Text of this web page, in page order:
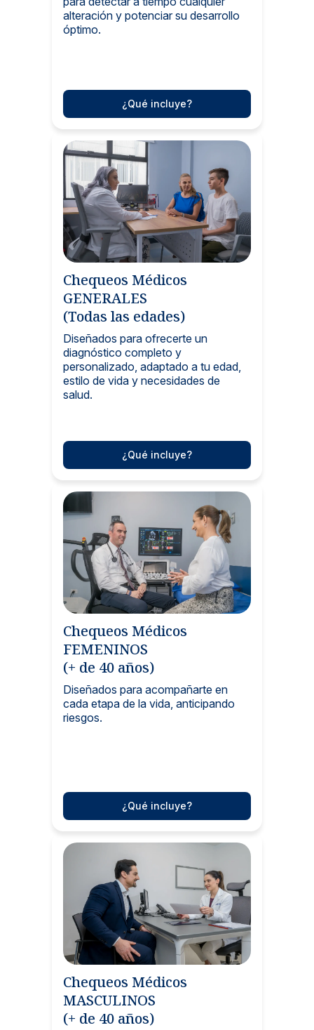
alteración y potenciar su desarrollo
óptimo.
¿Qué incluye?
Chequeos Médicos
GENERALES
(Todas las edades)
Diseñados para ofrecerte un
diagnóstico completo y
personalizado, adaptado a tu edad,
estilo de vida y necesidades de
salud.
¿Qué incluye?
Chequeos Médicos
FEMENINOS
(+ de 40 años)
Diseñados para acompañarte en
cada etapa de la vida, anticipando
riesgos.
¿Qué incluye?
Chequeos Médicos
MASCULINOS
(+ de 40 años)